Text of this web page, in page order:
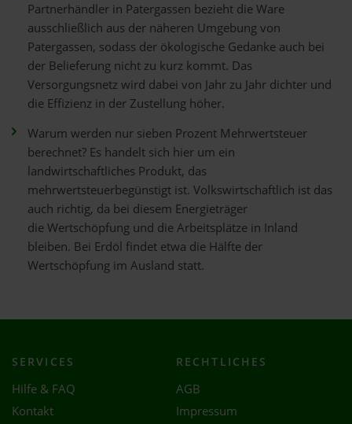
Partnerhändler in Patergassen bezieht die Ware
ausschließlich aus der näheren Umgebung von
Patergassen, sodass der ökologische Gedanke auch bei
der Belieferung nicht zu kurz kommt. Das
Versorgungsnetz wird dabei von Jahr zu Jahr dichter und
die Effizienz in der Zustellung höher.
Warum werden nur sieben Prozent Mehrwertsteuer
berechnet? Es handelt sich hier um ein
landwirtschaftliches Produkt, das
mehrwertsteuerbegünstigt ist. Volkswirtschaftlich ist das
auch richtig, da bei diesem Energieträger
die Wertschöpfung und die Arbeitsplätze in Inland
bleiben. Bei Erdöl findet etwa die Hälfte der
Wertschöpfung im Ausland statt.
SERVICES
Hilfe & FAQ
Kontakt
RECHTLICHES
AGB
Impressum